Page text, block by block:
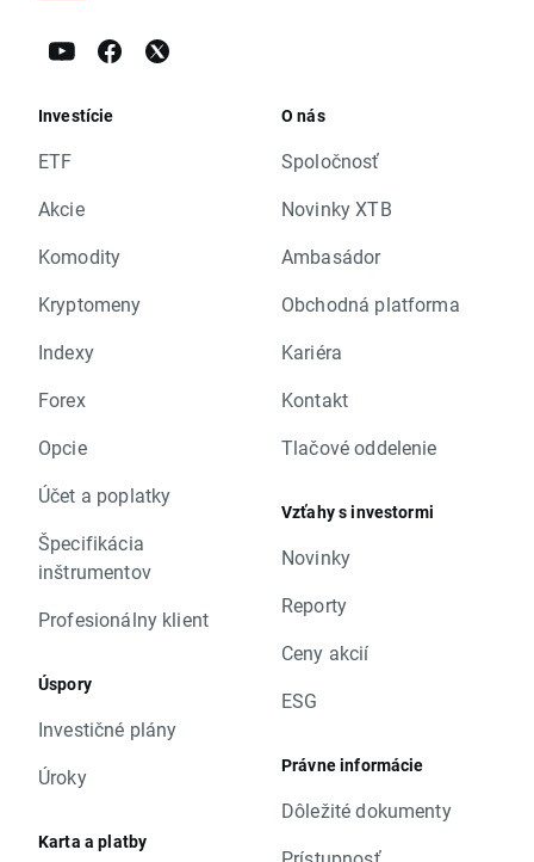
Investície
ETF
Akcie
Komodity
Kryptomeny
Indexy
Forex
Opcie
Účet a poplatky
Špecifikácia
inštrumentov
Profesionálny klient
Úspory
Investičné plány
Úroky
Karta a platby
O nás
Spoločnosť
Novinky XTB
Ambasádor
Obchodná platforma
Kariéra
Kontakt
Tlačové oddelenie
Vzťahy s investormi
Novinky
Reporty
Ceny akcií
ESG
Právne informácie
Dôležité dokumenty